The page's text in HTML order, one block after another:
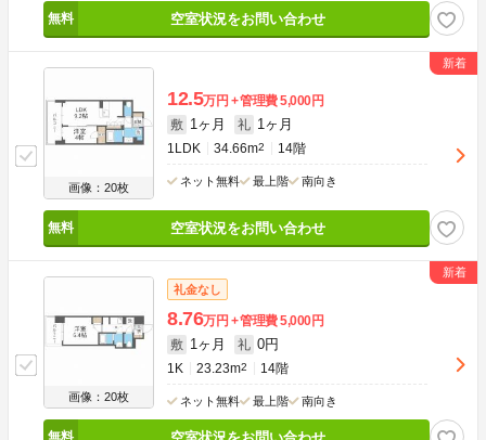
空室状況をお問い合わせ
画像：20枚
12.5万円 管理費5,000円
敷 1ヶ月 礼 1ヶ月
1LDK 34.66m2 14階
ネット無料 最上階 南向き
空室状況をお問い合わせ
画像：20枚
礼金なし
8.76万円 管理費5,000円
敷 1ヶ月 礼 0円
1K 23.23m2 14階
ネット無料 最上階 南向き
空室状況をお問い合わせ